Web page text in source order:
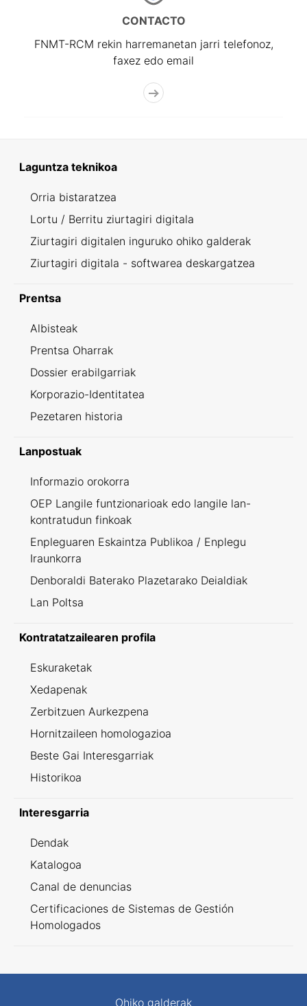
CONTACTO
FNMT-RCM rekin harremanetan jarri telefonoz,
faxez edo email
Laguntza teknikoa
Orria bistaratzea
Lortu / Berritu ziurtagiri digitala
Ziurtagiri digitalen inguruko ohiko galderak
Ziurtagiri digitala - softwarea deskargatzea
Prentsa
Albisteak
Prentsa Oharrak
Dossier erabilgarriak
Korporazio-Identitatea
Pezetaren historia
Lanpostuak
Informazio orokorra
OEP Langile funtzionarioak edo langile lan-
kontratudun finkoak
Enpleguaren Eskaintza Publikoa / Enplegu
Iraunkorra
Denboraldi Baterako Plazetarako Deialdiak
Lan Poltsa
Kontratatzailearen profila
Eskuraketak
Xedapenak
Zerbitzuen Aurkezpena
Hornitzaileen homologazioa
Beste Gai Interesgarriak
Historikoa
Interesgarria
Dendak
Katalogoa
Canal de denuncias
Certificaciones de Sistemas de Gestión
Homologados
Ohiko galderak